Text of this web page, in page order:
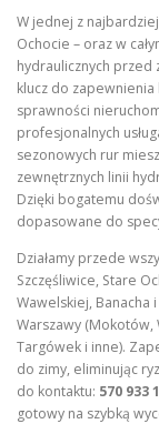
W jednej z
Ochocie – oraz w
hydraulicznych przed
klucz do
sprawności
profesjonalnych
sezonowych rur
zewnętrznych linii
Dzięki bogatemu
dopasowane do
Działamy przede
Szczęśliwice, Stare
Wawelskiej, Banacha
Warszawy (Mokotów,
Targówek i inne).
do zimy, eliminując
do kontaktu: 570 933
gotowy na szybką